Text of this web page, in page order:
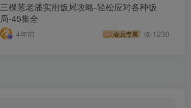
三棵葱老潘实用饭局攻略-轻松应对各种饭
局-45集全
4年前 会员专属 1230